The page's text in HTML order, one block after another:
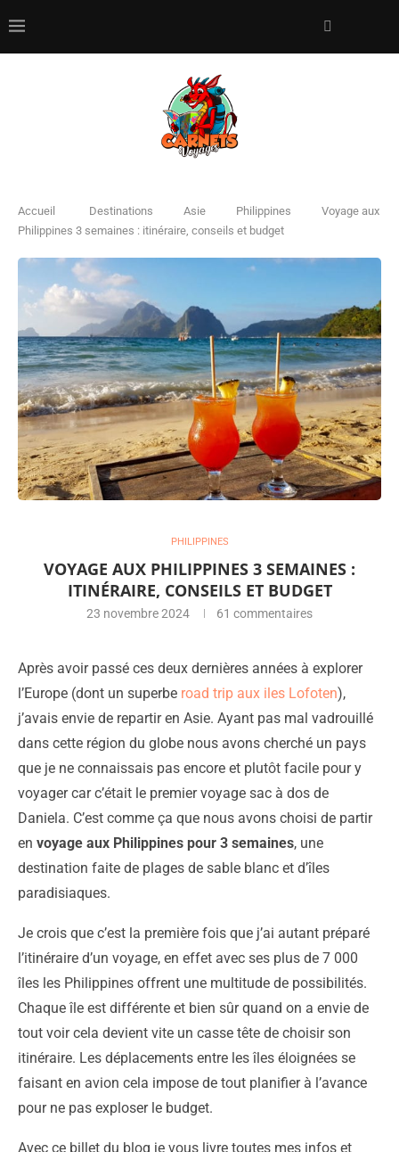
Accueil Destinations Asie Philippines
Voyage aux
Philippines 3 semaines : itinéraire, conseils et budget
PHILIPPINES
VOYAGE AUX PHILIPPINES 3 SEMAINES :
ITINÉRAIRE, CONSEILS ET BUDGET
23 novembre 2024 61 commentaires
Après avoir passé ces deux dernières années à explorer
l’Europe (dont un superbe road trip aux iles Lofoten),
j’avais envie de repartir en Asie. Ayant pas mal vadrouillé
dans cette région du globe nous avons cherché un pays
que je ne connaissais pas encore et plutôt facile pour y
voyager car c’était le premier voyage sac à dos de
Daniela. C’est comme ça que nous avons choisi de partir
en voyage aux Philippines pour 3 semaines, une
destination faite de plages de sable blanc et d’îles
paradisiaques.
Je crois que c’est la première fois que j’ai autant préparé
l’itinéraire d’un voyage, en effet avec ses plus de 7 000
îles les Philippines offrent une multitude de possibilités.
Chaque île est différente et bien sûr quand on a envie de
tout voir cela devient vite un casse tête de choisir son
itinéraire. Les déplacements entre les îles éloignées se
faisant en avion cela impose de tout planifier à l’avance
pour ne pas exploser le budget.
Avec ce billet du blog je vous livre toutes mes infos et